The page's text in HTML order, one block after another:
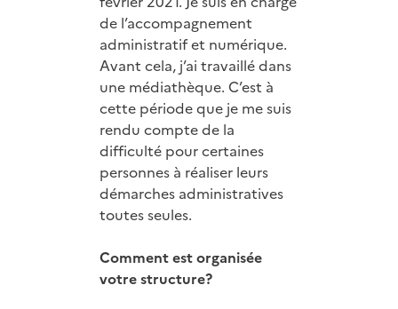
de l’accompagnement
administratif et numérique.
Avant cela, j’ai travaillé dans
une médiathèque. C’est à
cette période que je me suis
rendu compte de la
difficulté pour certaines
personnes à réaliser leurs
démarches administratives
toutes seules.
Comment est organisée
votre structure?